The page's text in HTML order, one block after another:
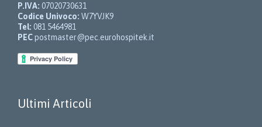
P.IVA: 07020730631
Codice Univoco: W7YVJK9
Tel: 081 5464981
PECpostmaster@pec.eurohospitek.it
Ultimi Articoli